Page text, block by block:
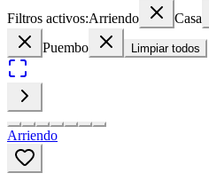
Filtros activos:Arriendo Casa
Puembo
Limpiar todos
Arriendo